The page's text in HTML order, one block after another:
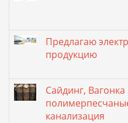
Предлагаю
продукцию
Сайдинг,
канализация